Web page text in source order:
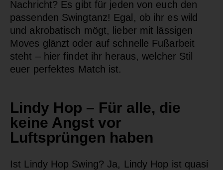
Nachricht? Es gibt für jeden von euch den
passenden Swingtanz! Egal, ob ihr es wild
und akrobatisch mögt, lieber mit lässigen
Moves glänzt oder auf schnelle Fußarbeit
steht – hier findet ihr heraus, welcher Stil
euer perfektes Match ist.
Lindy Hop – Für alle, die
keine Angst vor
Luftsprüngen haben
Ist Lindy Hop Swing? Ja, Lindy Hop ist quasi